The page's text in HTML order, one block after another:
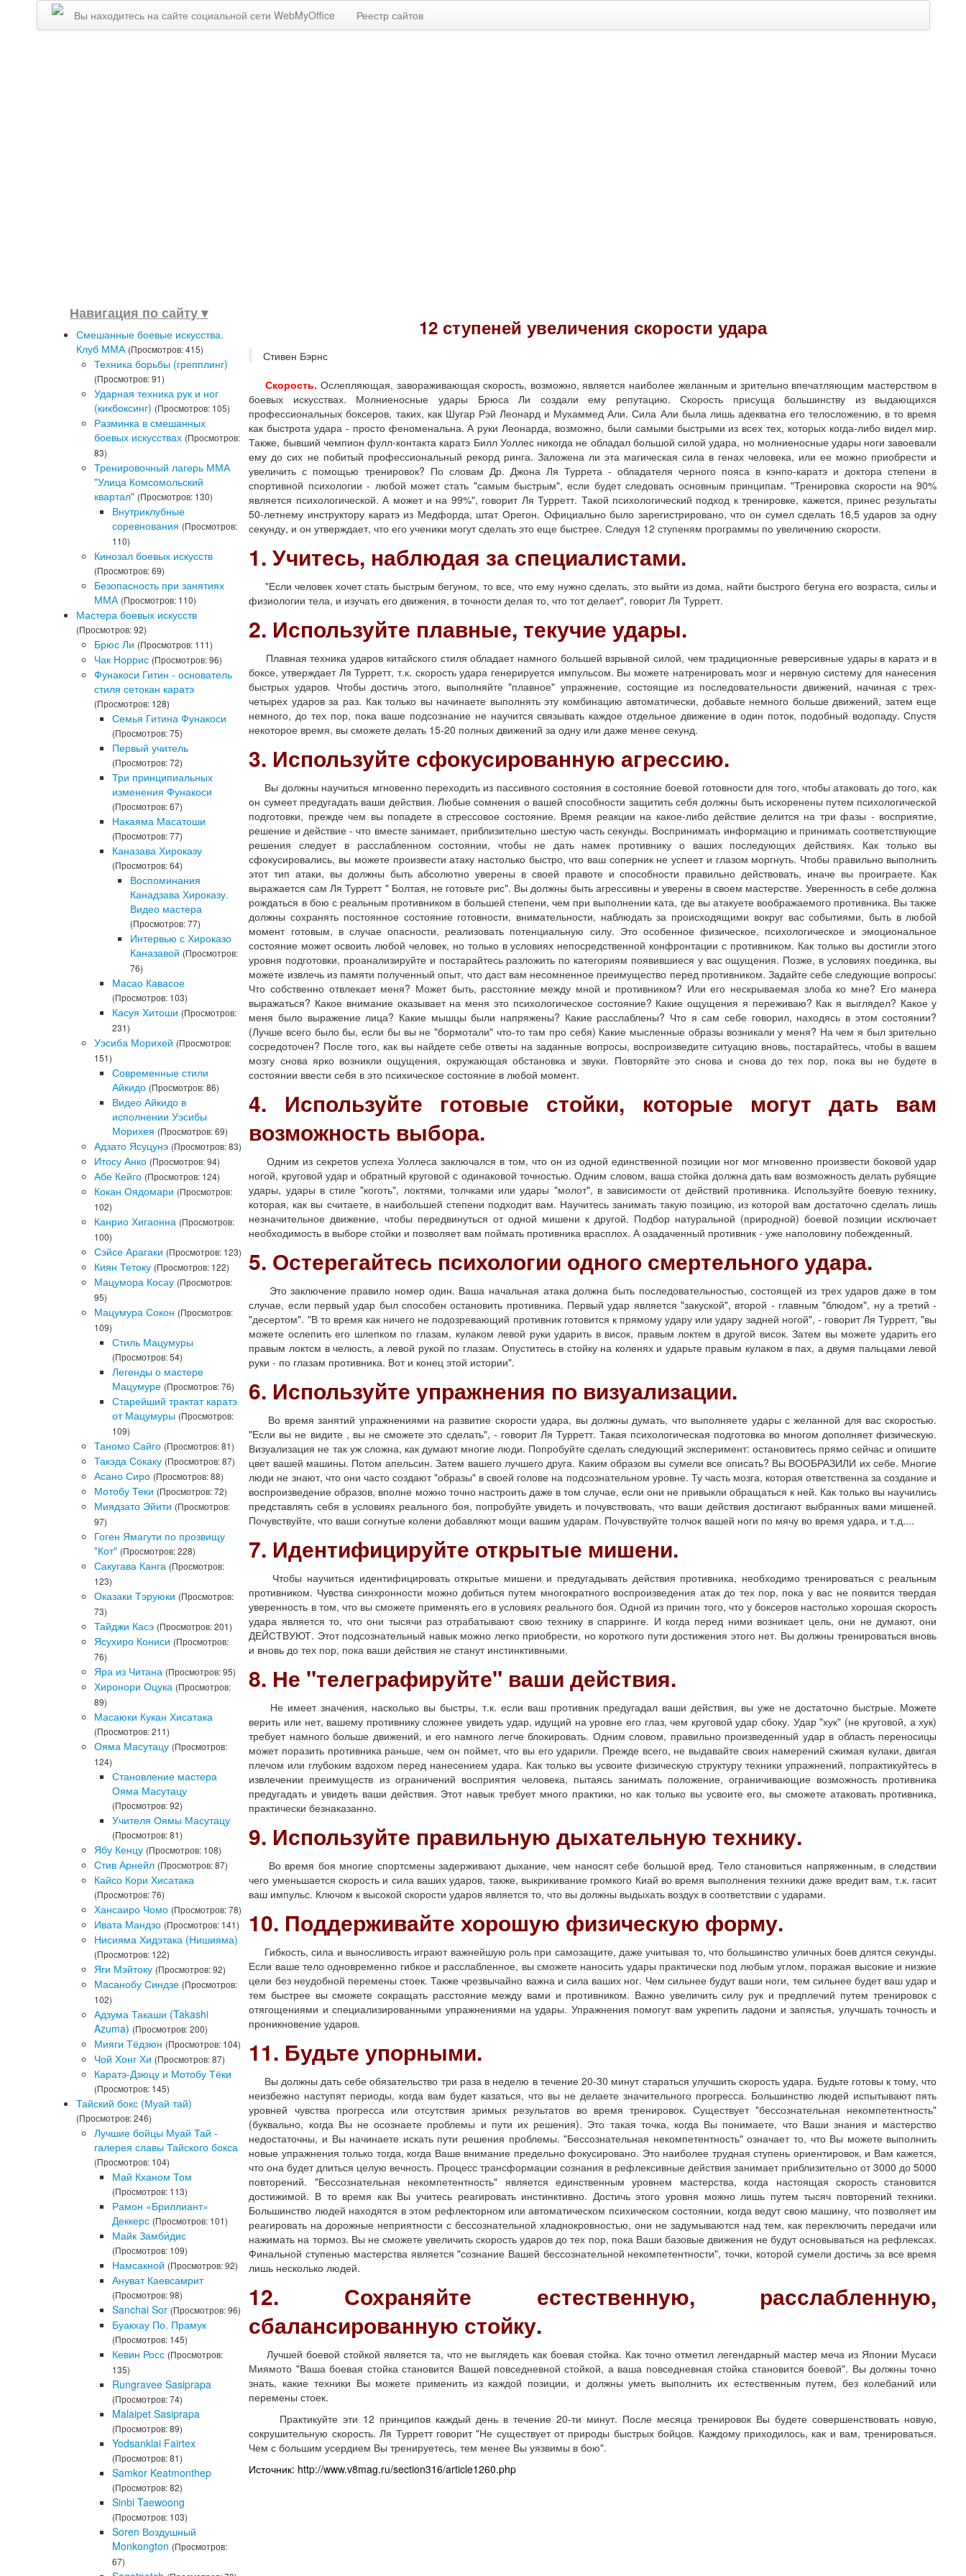
Вы находитесь на сайте социальной сети WebMyOffice Реестр сайтов
Навигация по сайту ▾
Смешанные боевые искусства.
Клуб ММА (Просмотров: 415)
Техника борьбы (грепплинг)
(Просмотров: 91)
Ударная техника рук и ног
(кикбоксинг) (Просмотров: 105)
Разминка в смешанных
боевых искусствах (Просмотров:
83)
Тренировочный лагерь ММА
"Улица Комсомольский
квартал" (Просмотров: 130)
Внутриклубные
соревнования (Просмотров:
110)
Кинозал боевых искусств
(Просмотров: 69)
Безопасность при занятиях
ММА (Просмотров: 110)
Мастера боевых искусств
(Просмотров: 92)
Брюс Ли (Просмотров: 111)
Чак Норрис (Просмотров: 96)
Фунакоси Гитин - основатель
стиля сетокан каратэ
(Просмотров: 128)
Семья Гитина Фунакоси
(Просмотров: 75)
Первый учитель
(Просмотров: 72)
Три принципиальных
изменения Фунакоси
(Просмотров: 67)
Накаяма Масатоши
(Просмотров: 77)
Каназава Хироказу
(Просмотров: 64)
Воспоминания
Канадзава Хироказу.
Видео мастера
(Просмотров: 77)
Интервью с Хироказо
Каназавой (Просмотров:
76)
Масао Кавасое
(Просмотров: 103)
Касуя Хитоши (Просмотров:
231)
Уэсиба Морихей (Просмотров:
151)
Современные стили
Айкидо (Просмотров: 86)
Видео Айкидо в
исполнении Уэсибы
Морихея (Просмотров: 69)
Адзато Ясуцунэ (Просмотров: 83)
Итосу Анко (Просмотров: 94)
Абе Кейго (Просмотров: 124)
Кокан Оядомари (Просмотров:
102)
Канрио Хигаонна (Просмотров:
100)
Сэйсе Арагаки (Просмотров: 123)
Киян Тетоку (Просмотров: 122)
Мацумора Косау (Просмотров:
95)
Мацумура Сокон (Просмотров:
109)
Стиль Мацумуры
(Просмотров: 54)
Легенды о мастере
Мацумуре (Просмотров: 76)
Старейший трактат каратэ
от Мацумуры (Просмотров:
109)
Таномо Сайго (Просмотров: 81)
Такэда Сокаку (Просмотров: 87)
Асано Сиро (Просмотров: 88)
Мотобу Теки (Просмотров: 72)
Миядзато Эйити (Просмотров:
97)
Гоген Ямагути по прозвищу
"Кот" (Просмотров: 228)
Сакугава Канга (Просмотров:
123)
Оказаки Тэруюки (Просмотров:
73)
Тайджи Касэ (Просмотров: 201)
Ясухиро Кониси (Просмотров:
76)
Яра из Читана (Просмотров: 95)
Хиронори Оцука (Просмотров:
89)
Масаюки Кукан Хисатака
(Просмотров: 211)
Ояма Масутацу (Просмотров:
124)
Становление мастера
Ояма Масутацу
(Просмотров: 92)
Учителя Оямы Масутацу
(Просмотров: 81)
Ябу Кенцу (Просмотров: 108)
Стив Арнейл (Просмотров: 87)
Кайсо Кори Хисатака
(Просмотров: 76)
Хансаиро Чомо (Просмотров: 78)
Ивата Мандзо (Просмотров: 141)
Нисияма Хидэтака (Нишияма)
(Просмотров: 122)
Яги Мэйтоку (Просмотров: 92)
Масанобу Синдзе (Просмотров:
102)
Адзума Такаши (Takashi
Azuma) (Просмотров: 200)
Мияги Тёдзюн (Просмотров: 104)
Чой Хонг Хи (Просмотров: 87)
Каратэ-Дзюцу и Мотобу Тёки
(Просмотров: 145)
Тайский бокс (Муай тай)
(Просмотров: 246)
Лучшие бойцы Муай Тай -
галерея славы Тайского бокса
(Просмотров: 104)
Май Кханом Том
(Просмотров: 113)
Рамон «Бриллиант»
Деккерс (Просмотров: 101)
Майк Замби́дис
(Просмотров: 109)
Намсакной (Просмотров: 92)
Ануват Каевсамрит
(Просмотров: 98)
Sanchai Sor (Просмотров: 96)
Буакхау По. Прамук
(Просмотров: 145)
Кевин Росс (Просмотров:
135)
Rungravee Sasiprapa
(Просмотров: 74)
Malaipet Sasiprapa
(Просмотров: 89)
Yodsanklai Fairtex
(Просмотров: 81)
Samkor Keatmonthep
(Просмотров: 82)
Sinbi Taewoong
(Просмотров: 103)
Soren Воздушный
Monkongton (Просмотров:
67)
12 ступеней увеличения скорости удара
Стивен Бэрнс
Скорость. Ослепляющая, завораживающая скорость, возможно, является наиболее желанным и зрительно впечатляющим мастерством в
боевых искусствах. Молниеносные удары Брюса Ли создали ему репутацию. Скорость присуща большинству из выдающихся
профессиональных боксеров, таких, как Шугар Рэй Леонард и Мухаммед Али. Сила Али была лишь адекватна его телосложению, в то время
как быстрота удара - просто феноменальна. А руки Леонарда, возможно, были самыми быстрыми из всех тех, которых когда-либо видел мир.
Также, бывший чемпион фулл-контакта каратэ Билл Уоллес никогда не обладал большой силой удара, но молниеносные удары ноги завоевали
ему до сих не побитый профессиональный рекорд ринга. Заложена ли эта магическая сила в генах человека, или ее можно приобрести и
увеличить с помощью тренировок? По словам Др. Джона Ля Туррета - обладателя черного пояса в кэнпо-каратэ и доктора степени в
спортивной психологии - любой может стать "самым быстрым", если будет следовать основным принципам. "Тренировка скорости на 90%
является психологической. А может и на 99%", говорит Ля Турретт. Такой психологический подход к тренировке, кажется, принес результаты
50-летнему инструктору каратэ из Медфорда, штат Орегон. Официально было зарегистрировано, что он сумел сделать 16,5 ударов за одну
секунду, и он утверждает, что его ученики могут сделать это еще быстрее. Следуя 12 ступеням программы по увеличению скорости.
1. Учитесь, наблюдая за специалистами.
"Если человек хочет стать быстрым бегуном, то все, что ему нужно сделать, это выйти из дома, найти быстрого бегуна его возраста, силы и
физиологии тела, и изучать его движения, в точности делая то, что тот делает", говорит Ля Турретт.
2. Используйте плавные, текучие удары.
Плавная техника ударов китайского стиля обладает намного большей взрывной силой, чем традиционные реверсивные удары в каратэ и в
боксе, утверждает Ля Турретт, т.к. скорость удара генерируется импульсом. Вы можете натренировать мозг и нервную систему для нанесения
быстрых ударов. Чтобы достичь этого, выполняйте "плавное" упражнение, состоящие из последовательности движений, начиная с трех-
четырех ударов за раз. Как только вы начинаете выполнять эту комбинацию автоматически, добавьте немного больше движений, затем еще
немного, до тех пор, пока ваше подсознание не научится связывать каждое отдельное движение в один поток, подобный водопаду. Спустя
некоторое время, вы сможете делать 15-20 полных движений за одну или даже менее секунд.
3. Используйте сфокусированную агрессию.
Вы должны научиться мгновенно переходить из пассивного состояния в состояние боевой готовности для того, чтобы атаковать до того, как
он сумеет предугадать ваши действия. Любые сомнения о вашей способности защитить себя должны быть искоренены путем психологической
подготовки, прежде чем вы попадете в стрессовое состояние. Время реакции на какое-либо действие делится на три фазы - восприятие,
решение и действие - что вместе занимает, приблизительно шестую часть секунды. Воспринимать информацию и принимать соответствующие
решения следует в расслабленном состоянии, чтобы не дать намек противнику о ваших последующих действиях. Как только вы
сфокусировались, вы можете произвести атаку настолько быстро, что ваш соперник не успеет и глазом моргнуть. Чтобы правильно выполнить
этот тип атаки, вы должны быть абсолютно уверены в своей правоте и способности правильно действовать, иначе вы проиграете. Как
выражается сам Ля Турретт " Болтая, не готовьте рис". Вы должны быть агрессивны и уверены в своем мастерстве. Уверенность в себе должна
рождаться в бою с реальным противником в большей степени, чем при выполнении ката, где вы атакуете воображаемого противника. Вы также
должны сохранять постоянное состояние готовности, внимательности, наблюдать за происходящими вокруг вас событиями, быть в любой
момент готовым, в случае опасности, реализовать потенциальную силу. Это особенное физическое, психологическое и эмоциональное
состояние может освоить любой человек, но только в условиях непосредственной конфронтации с противником. Как только вы достигли этого
уровня подготовки, проанализируйте и постарайтесь разложить по категориям появившиеся у вас ощущения. Позже, в условиях поединка, вы
можете извлечь из памяти полученный опыт, что даст вам несомненное преимущество перед противником. Задайте себе следующие вопросы:
Что собственно отвлекает меня? Может быть, расстояние между мной и противником? Или его нескрываемая злоба ко мне? Его манера
выражаться? Какое внимание оказывает на меня это психологическое состояние? Какие ощущения я переживаю? Как я выглядел? Какое у
меня было выражение лица? Какие мышцы были напряжены? Какие расслаблены? Что я сам себе говорил, находясь в этом состоянии?
(Лучше всего было бы, если бы вы не "бормотали" что-то там про себя) Какие мысленные образы возникали у меня? На чем я был зрительно
сосредоточен? После того, как вы найдете себе ответы на заданные вопросы, воспроизведите ситуацию вновь, постарайтесь, чтобы в вашем
мозгу снова ярко возникли ощущения, окружающая обстановка и звуки. Повторяйте это снова и снова до тех пор, пока вы не будете в
состоянии ввести себя в это психическое состояние в любой момент.
4. Используйте готовые стойки, которые могут дать вам
возможность выбора.
Одним из секретов успеха Уоллеса заключался в том, что он из одной единственной позиции ног мог мгновенно произвести боковой удар
ногой, круговой удар и обратный круговой с одинаковой точностью. Одним словом, ваша стойка должна дать вам возможность делать рубящие
удары, удары в стиле "коготь", локтями, толчками или удары "молот", в зависимости от действий противника. Используйте боевую технику,
которая, как вы считаете, в наибольшей степени подходит вам. Научитесь занимать такую позицию, из которой вам достаточно сделать лишь
незначительное движение, чтобы передвинуться от одной мишени к другой. Подбор натуральной (природной) боевой позиции исключает
необходимость в выборе стойки и позволяет вам поймать противника врасплох. А озадаченный противник - уже наполовину побежденный.
5. Остерегайтесь психологии одного смертельного удара.
Это заключение правило номер один. Ваша начальная атака должна быть последовательностью, состоящей из трех ударов даже в том
случае, если первый удар был способен остановить противника. Первый удар является "закуской", второй - главным "блюдом", ну а третий -
"десертом". "В то время как ничего не подозревающий противник готовится к прямому удару или удару задней ногой", - говорит Ля Турретт, "вы
можете ослепить его шлепком по глазам, кулаком левой руки ударить в висок, правым локтем в другой висок. Затем вы можете ударить его
правым локтсм в челюсть, а левой рукой по глазам. Опуститесь в стойку на коленях и ударьте правым кулаком в пах, а двумя пальцами левой
руки - по глазам противника. Вот и конец этой истории".
6. Используйте упражнения по визуализации.
Во время занятий упражнениями на развитие скорости удара, вы должны думать, что выполняете удары с желанной для вас скоростью.
"Если вы не видите , вы не сможете это сделать", - говорит Ля Турретт. Такая психологическая подготовка во многом дополняет физическую.
Визуализация не так уж сложна, как думают многие люди. Попробуйте сделать следующий эксперимент: остановитесь прямо сейчас и опишите
цвет вашей машины. Потом апельсин. Затем вашего лучшего друга. Каким образом вы сумели все описать? Вы ВООБРАЗИЛИ их себе. Многие
люди не знают, что они часто создают "образы" в своей голове на подсознательном уровне. Ту часть мозга, которая ответственна за создание и
воспроизведение образов, вполне можно точно настроить даже в том случае, если они не привыкли обращаться к ней. Как только вы научились
представлять себя в условиях реального боя, попробуйте увидеть и почувствовать, что ваши действия достигают выбранных вами мишеней.
Почувствуйте, что ваши согнутые колени добавляют мощи вашим ударам. Почувствуйте толчок вашей ноги по мячу во время удара, и т.д....
7. Идентифицируйте открытые мишени.
Чтобы научиться идентифицировать открытые мишени и предугадывать действия противника, необходимо тренироваться с реальным
противником. Чувства синхронности можно добиться путем многократного воспроизведения атак до тех пор, пока у вас не появится твердая
уверенность в том, что вы сможете применять его в условиях реального боя. Одной из причин того, что у боксеров настолько хорошая скорость
удара является то, что они тысячи раз отрабатывают свою технику в спарринге. И когда перед ними возникает цель, они не думают, они
ДЕЙСТВУЮТ. Этот подсознательный навык можно легко приобрести, но короткого пути достижения этого нет. Вы должны тренироваться вновь
и вновь до тех пор, пока ваши действия не станут инстинктивными.
8. Не "телеграфируйте" ваши действия.
Не имеет значения, насколько вы быстры, т.к. если ваш противник предугадал ваши действия, вы уже не достаточно быстрые. Можете
верить или нет, вашему противнику сложнее увидеть удар, идущий на уровне его глаз, чем круговой удар сбоку. Удар "хук" (не круговой, а хук)
требует намного больше движений, и его намного легче блокировать. Одним словом, правильно произведенный удар в область переносицы
может поразить противника раньше, чем он поймет, что вы его ударили. Прежде всего, не выдавайте своих намерений сжимая кулаки, двигая
плечом или глубоким вздохом перед нанесением удара. Как только вы усвоите физическую структуру техники упражнений, попрактикуйтесь в
извлечении преимуществ из ограничений восприятия человека, пытаясь занимать положение, ограничивающие возможность противника
предугадать и увидеть ваши действия. Этот навык требует много практики, но как только вы усвоите его, вы сможете атаковать противника,
практически безнаказанно.
9. Используйте правильную дыхательную технику.
Во время боя многие спортсмены задерживают дыхание, чем наносят себе большой вред. Тело становиться напряженным, в следствии
чего уменьшается скорость и сила ваших ударов, также, выкрикивание громкого Киай во время выполнения техники даже вредит вам, т.к. гасит
ваш импульс. Ключом к высокой скорости ударов является то, что вы должны выдыхать воздух в соответствии с ударами.
10. Поддерживайте хорошую физическую форму.
Гибкость, сила и выносливость играют важнейшую роль при самозащите, даже учитывая то, что большинство уличных боев длятся секунды.
Если ваше тело одновременно гибкое и расслабленное, вы сможете наносить удары практически под любым углом, поражая высокие и низкие
цели без неудобной перемены стоек. Также чрезвычайно важна и сила ваших ног. Чем сильнее будут ваши ноги, тем сильнее будет ваш удар и
тем быстрее вы сможете сокращать расстояние между вами и противником. Важно увеличить силу рук и предплечий путем тренировок с
отягощениями и специализированными упражнениями на удары. Упражнения помогут вам укрепить ладони и запястья, улучшать точность и
проникновение ударов.
11. Будьте упорными.
Вы должны дать себе обязательство три раза в неделю в течение 20-30 минут стараться улучшить скорость удара. Будьте готовы к тому, что
неизбежно наступят периоды, когда вам будет казаться, что вы не делаете значительного прогресса. Большинство людей испытывают пять
уровней чувства прогресса или отсутствия зримых результатов во время тренировок. Существует "бессознательная некомпетентность"
(буквально, когда Вы не осознаете проблемы и пути их решения). Это такая точка, когда Вы понимаете, что Ваши знания и мастерство
недостаточны, и Вы начинаете искать пути решения проблемы. "Бессознательная некомпетентность" означает то, что Вы можете выполнить
новые упражнения только тогда, когда Ваше внимание предельно фокусировано. Это наиболее трудная ступень ориентировок, и Вам кажется,
что она будет длиться целую вечность. Процесс трансформации сознания в рефлексивные действия занимает приблизительно от 3000 до 5000
повторений. "Бессознательная некомпетентность" является единственным уровнем мастерства, когда настоящая скорость становится
достижимой. В то время как Вы учитесь реагировать инстинктивно. Достичь этого уровня можно лишь путем тысяч повторений техники.
Большинство людей находятся в этом рефлекторном или автоматическом психическом состоянии, когда ведут свою машину, что позволяет им
реагировать на дорожные неприятности с бессознательной хладнокровностью, они не задумываются над тем, как переключить передачи или
нажимать на тормоз. Вы не сможете увеличить скорость ударов до тех пор, пока Ваши базовые движения не будут основываться на рефлексах.
Финальной ступенью мастерства является "сознание Вашей бессознательной некомпетентности", точки, которой сумели достичь за все время
лишь несколько людей.
12. Сохраняйте естественную, расслабленную,
сбалансированную стойку.
Лучшей боевой стойкой является та, что не выглядеть как боевая стойка. Как точно отметил легендарный мастер меча из Японии Мусаси
Миямото "Ваша боевая стойка становится Вашей повседневной стойкой, а ваша повседневная стойка становится боевой". Вы должны точно
знать, какие техники Вы можете применить из каждой позиции, и должны уметь выполнить их естественным путем, без колебаний или
перемены стоек.
Практикуйте эти 12 принципов каждый день в течение 20-ти минут. После месяца тренировок Вы будете совершенствовать новую,
сокрушительную скорость. Ля Турретт говорит "Не существует от природы быстрых бойцов. Каждому приходилось, как и вам, тренироваться.
Чем с большим усердием Вы тренируетесь, тем менее Вы уязвимы в бою".
Источник: http://www.v8mag.ru/section316/article1260.php